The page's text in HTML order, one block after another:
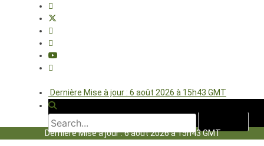
Dernière Mise à jour : 6 août 2026 à 15h43 GMT
Dernière Mise à jour : 6 août 2026 à 15h43 GMT